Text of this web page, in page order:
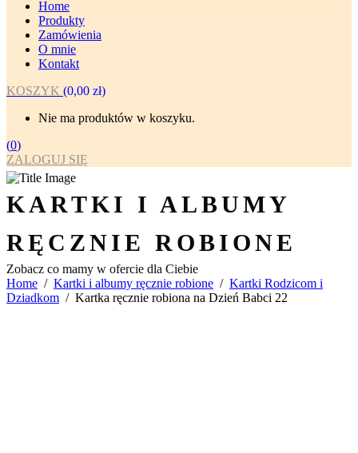
Home
Produkty
Zamówienia
O mnie
Kontakt
KOSZYK (0,00 zł)
Nie ma produktów w koszyku.
(0)
ZALOGUJ SIĘ
KARTKI I ALBUMY
RĘCZNIE ROBIONE
Zobacz co mamy w ofercie dla Ciebie
Home / Kartki i albumy ręcznie robione / Kartki Rodzicom i
Dziadkom / Kartka ręcznie robiona na Dzień Babci 22